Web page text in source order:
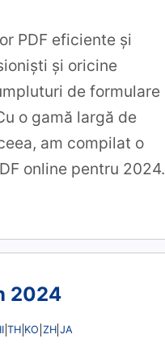
PDF eficiente și
și oricine
de formulare
o gamă largă de
am compilat o
online pentru 2024.
2024
TH KO ZH JA